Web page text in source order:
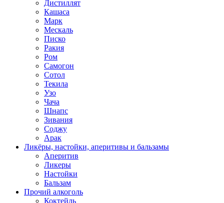
Дистиллят
Кашаса
Марк
Мескаль
Писко
Ракия
Ром
Самогон
Сотол
Текила
Узо
Чача
Шнапс
Зивания
Соджу
Арак
Ликёры, настойки, аперитивы и бальзамы
Аперитив
Ликеры
Настойки
Бальзам
Прочий алкоголь
Коктейль